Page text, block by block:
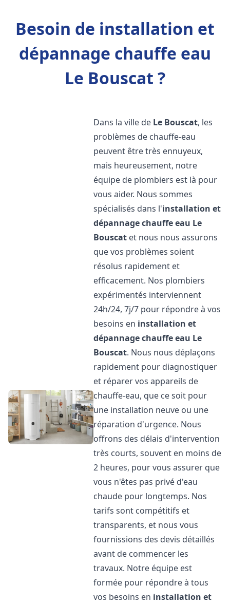
Besoin de installation et
dépannage chauffe eau
Le Bouscat ?
Dans la ville de Le Bouscat, les
problèmes de chauffe-eau
peuvent être très ennuyeux,
mais heureusement, notre
équipe de plombiers est là pour
vous aider. Nous sommes
spécialisés dans l'installation et
dépannage chauffe eau Le
Bouscat et nous nous assurons
que vos problèmes soient
résolus rapidement et
efficacement. Nos plombiers
expérimentés interviennent
24h/24, 7j/7 pour répondre à vos
besoins en installation et
dépannage chauffe eau Le
Bouscat. Nous nous déplaçons
rapidement pour diagnostiquer
et réparer vos appareils de
chauffe-eau, que ce soit pour
une installation neuve ou une
réparation d'urgence. Nous
offrons des délais d'intervention
très courts, souvent en moins de
2 heures, pour vous assurer que
vous n'êtes pas privé d'eau
chaude pour longtemps. Nos
tarifs sont compétitifs et
transparents, et nous vous
fournissions des devis détaillés
avant de commencer les
travaux. Notre équipe est
formée pour répondre à tous
vos besoins en installation et